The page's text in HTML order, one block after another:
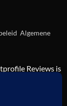
Algemene
Reviewsis